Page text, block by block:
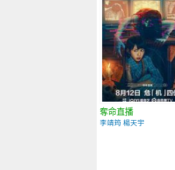
奪命直播
李靖筠 楊天宇